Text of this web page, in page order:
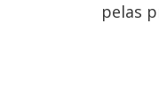
pelas